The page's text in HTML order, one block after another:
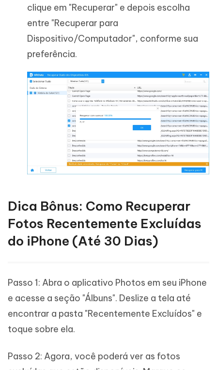
clique em "Recuperar" e depois escolha
entre "Recuperar para
Dispositivo/Computador", conforme sua
preferência.
Dica Bônus: Como Recuperar
Fotos Recentemente Excluídas
do iPhone (Até 30 Dias)
Passo 1: Abra o aplicativo Photos em seu iPhone
e acesse a seção "Álbuns". Deslize a tela até
encontrar a pasta "Recentemente Excluídos" e
toque sobre ela.
Passo 2: Agora, você poderá ver as fotos